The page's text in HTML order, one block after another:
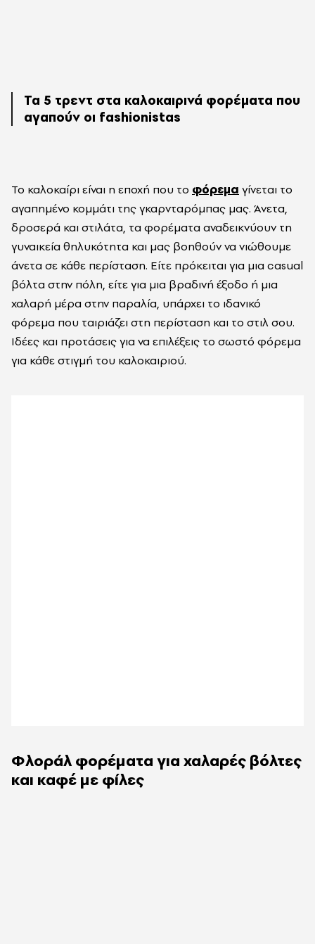
Τα 5 τρεντ στα καλοκαιρινά φορέματα που
αγαπούν οι fashionistas
Το καλοκαίρι είναι η εποχή που το φόρεμα γίνεται το
αγαπημένο κομμάτι της γκαρνταρόμπας μας. Άνετα,
δροσερά και στιλάτα, τα φορέματα αναδεικνύουν τη
γυναικεία θηλυκότητα και μας βοηθούν να νιώθουμε
άνετα σε κάθε περίσταση. Είτε πρόκειται για μια casual
βόλτα στην πόλη, είτε για μια βραδινή έξοδο ή μια
χαλαρή μέρα στην παραλία, υπάρχει το ιδανικό
φόρεμα που ταιριάζει στη περίσταση και το στιλ σου.
Ιδέες και προτάσεις για να επιλέξεις το σωστό φόρεμα
για κάθε στιγμή του καλοκαιριού.
Φλοράλ φορέματα για χαλαρές βόλτες
και καφέ με φίλες